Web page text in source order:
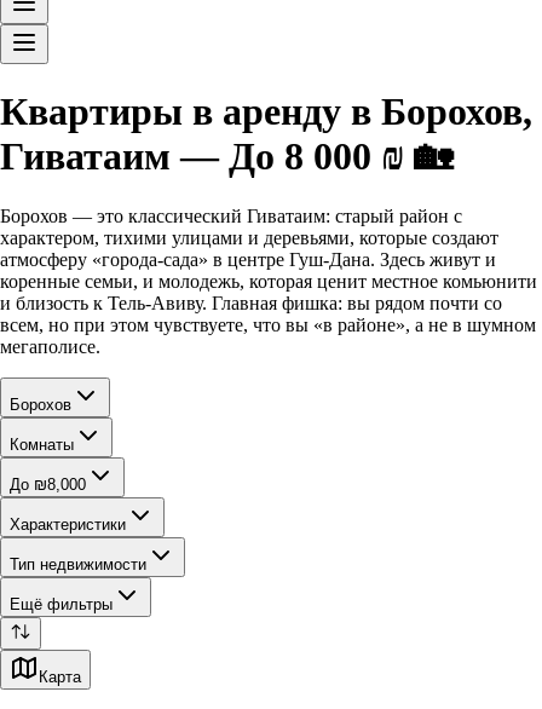
Квартиры в аренду в Борохов,
Гиватаим — До 8 000 ₪ 🏡
Борохов — это классический Гиватаим: старый район с
характером, тихими улицами и деревьями, которые создают
атмосферу «города-сада» в центре Гуш-Дана. Здесь живут и
коренные семьи, и молодежь, которая ценит местное комьюнити
и близость к Тель-Авиву. Главная фишка: вы рядом почти со
всем, но при этом чувствуете, что вы «в районе», а не в шумном
мегаполисе.
Борохов
Комнаты
До ₪8,000
Характеристики
Тип недвижимости
Ещё фильтры
Карта